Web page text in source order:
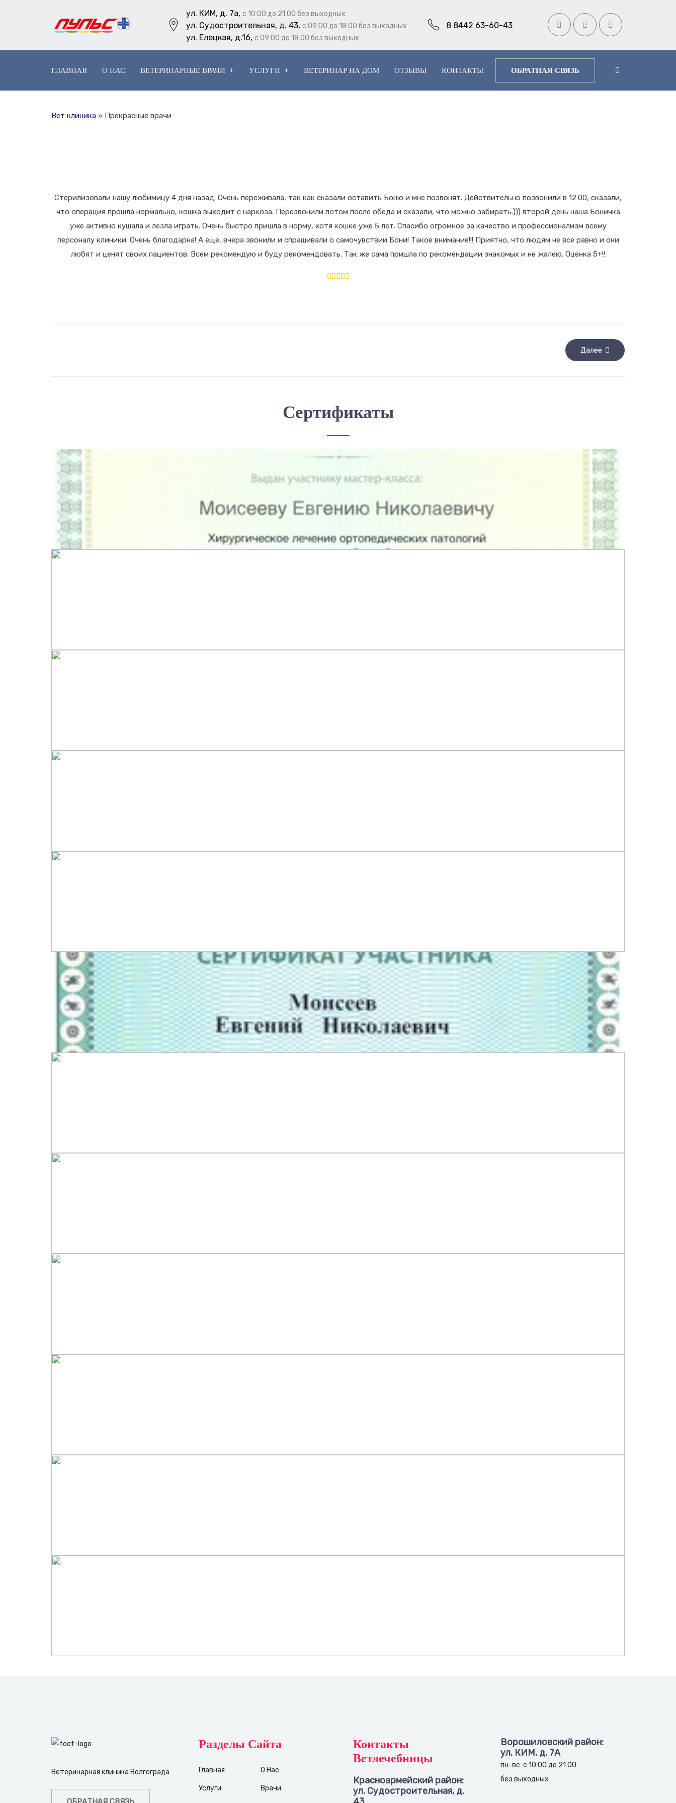
ул. КИМ, д. 7а, с 10:00 до 21:00 без выходных
ул. Судостроительная, д. 43, с 09:00 до 18:00 без выходных
ул. Елецкая, д.16, с 09:00 до 18:00 без выходных
8 8442 63-60-43
ГЛАВНАЯ О НАС ВЕТЕРИНАРНЫЕ ВРАЧИ УСЛУГИ ВЕТЕРИНАР НА ДОМ ОТЗЫВЫ КОНТАКТЫ ОБРАТНАЯ СВЯЗЬ
Вет клиника » Прекрасные врачи
Стерилизовали нашу любимицу 4 дня назад. Очень переживала, так как сказали оставить Боню и мне позвонят. Действительно позвонили в 12:00, сказали,
что операция прошла нормально, кошка выходит с наркоза. Перезвонили потом после обеда и сказали, что можно забирать.))) второй день наша Боничка
уже активно кушала и лезла играть. Очень быстро пришла в норму, хотя кошке уже 5 лет. Спасибо огромное за качество и профессионализм всему
персоналу клиники. Очень благодарна! А еще, вчера звонили и спрашивали о самочувствии Бони! Такое внимание!!! Приятно, что людям не все равно и они
любят и ценят своих пациентов. Всем рекомендую и буду рекомендовать. Так же сама пришла по рекомендации знакомых и не жалею. Оценка 5+!!
Далее
Сертификаты
Ветеринарная клиника Волгограда
Разделы Сайта
Главная О Нас
Услуги Врачи
Контакты
Ветлечебницы
Красноармейский район:
ул. Судостроительная, д.
Ворошиловский район:
ул. КИМ, д. 7А
пн-вс: с 10:00 до 21:00
без выходных